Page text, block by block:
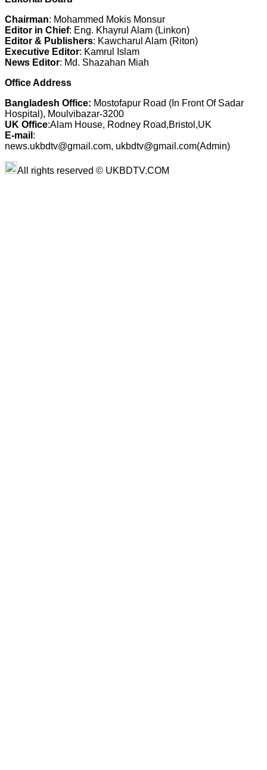
Chairman: Mohammed Mokis Monsur
Editor in Chief: Eng. Khayrul Alam (Linkon)
Editor & Publishers: Kawcharul Alam (Riton)
Executive Editor: Kamrul Islam
News Editor: Md. Shazahan Miah
Office Address
Bangladesh Office: Mostofapur Road (In Front Of Sadar
Hospital), Moulvibazar-3200
UK Office:Alam House, Rodney Road,Bristol,UK
E-mail :
news.ukbdtv@gmail.com, ukbdtv@gmail.com(Admin)
All rights reserved © UKBDTV.COM